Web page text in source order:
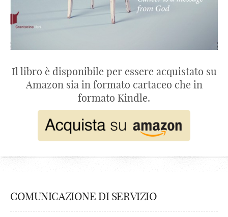
Il libro è disponibile per essere acquistato su
Amazon sia in formato cartaceo che in
formato Kindle.
COMUNICAZIONE DI SERVIZIO